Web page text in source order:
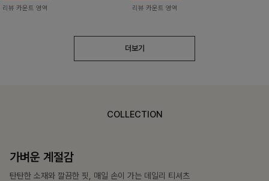
리뷰 카운트 영역 리뷰 카운트 영역
더보기
COLLECTION
가장 쉬운 코디
특별한 날부터 일상까지 함께하는 룩